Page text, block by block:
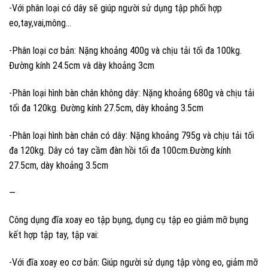
-Với phân loại có dây sẽ giúp người sử dụng tập phối hợp
eo,tay,vai,mông…
-Phân loại cơ bản: Nặng khoảng 400g và chịu tải tối đa 100kg.
Đường kính 24.5cm và dày khoảng 3cm
-Phân loại hình bàn chân không dây: Nặng khoảng 680g và chịu tải
tối đa 120kg. Đường kính 27.5cm, dày khoảng 3.5cm
-Phân loại hình bàn chân có dây: Nặng khoảng 795g và chịu tải tối
đa 120kg. Dây có tay cầm đàn hồi tối đa 100cm.Đường kính
27.5cm, dày khoảng 3.5cm
—
Công dụng đĩa xoay eo tập bụng, dụng cụ tập eo giảm mỡ bụng
kết hợp tập tay, tập vai:
-Với đĩa xoay eo cơ bản: Giúp người sử dụng tập vòng eo, giảm mỡ